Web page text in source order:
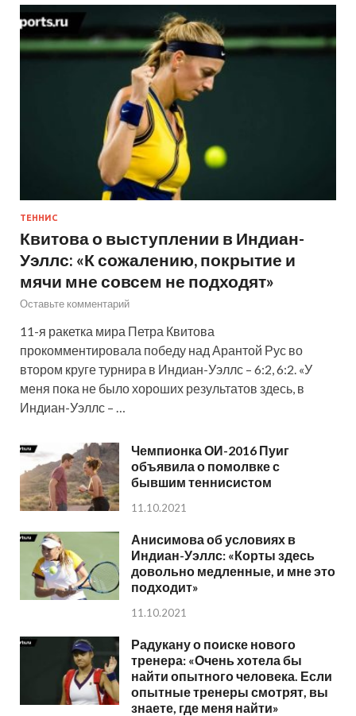
ТЕННИС
Квитова о выступлении в Индиан-
Уэллс: «К сожалению, покрытие и
мячи мне совсем не подходят»
Оставьте комментарий
11-я ракетка мира Петра Квитова
прокомментировала победу над Арантой Рус во
втором круге турнира в Индиан-Уэллс – 6:2, 6:2. «У
меня пока не было хороших результатов здесь, в
Индиан-Уэллс – …
Чемпионка ОИ-2016 Пуиг
объявила о помолвке с
бывшим теннисистом
11.10.2021
Анисимова об условиях в
Индиан-Уэллс: «Корты здесь
довольно медленные, и мне это
подходит»
11.10.2021
Радукану о поиске нового
тренера: «Очень хотела бы
найти опытного человека. Если
опытные тренеры смотрят, вы
знаете, где меня найти»